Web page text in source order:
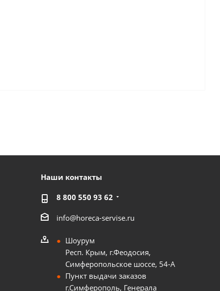
Наши контакты
8 800 550 93 62
info@horeca-servise.ru
Шоурум
Респ. Крым, г.Феодосия,
Симферопольское шоссе, 54-А
Пункт выдачи заказов
г.Симферополь, Генерала